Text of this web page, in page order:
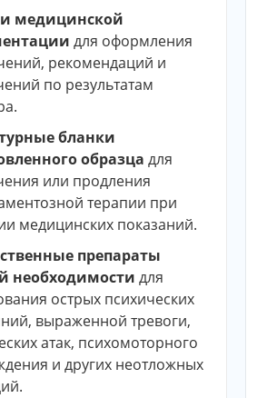
медицинской
для оформления
рекомендаций и
по результатам
бланки
образца для
или продления
терапии при
медицинских показаний.
препараты
необходимости для
острых психических
выраженной тревоги,
атак, психомоторного
и других неотложных